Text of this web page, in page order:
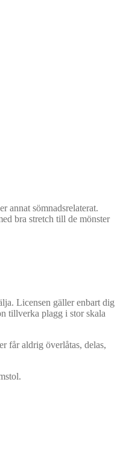
annat sömnadsrelaterat.
bra stretch till de mönster
Licensen gäller enbart dig
tillverka plagg i stor skala
får aldrig överlåtas, delas,